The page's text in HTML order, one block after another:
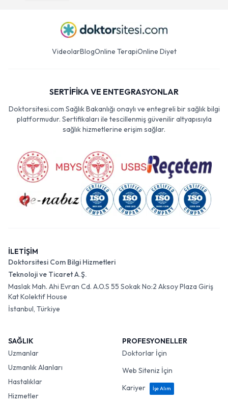
VideolarBlogOnline TerapiOnline Diyet
SERTİFİKA VE ENTEGRASYONLAR
Doktorsitesi.com Sağlık Bakanlığı onaylı ve entegreli bir sağlık bilgi
platformudur. Sertifikaları ile tescillenmiş güvenilir altyapısıyla
sağlık hizmetlerine erişim sağlar.
İLETİŞİM
Doktorsitesi Com Bilgi Hizmetleri
Teknoloji ve Ticaret A.Ş.
Maslak Mah. Ahi Evran Cd. A.O.S 55 Sokak No:2 Aksoy Plaza Giriş
Kat Kolektif House
İstanbul, Türkiye
SAĞLIK
Uzmanlar
Uzmanlık Alanları
Hastalıklar
Hizmetler
PROFESYONELLER
Doktorlar İçin
Web Siteniz İçin
Kariyer
İşe Alım